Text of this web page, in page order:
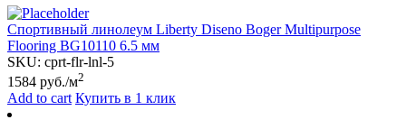
Спортивный линолеум Liberty Diseno Boger Multipurpose
Flooring BG10110 6.5 мм
SKU: cprt-flr-lnl-5
1584 руб./м2
Add to cart Купить в 1 клик